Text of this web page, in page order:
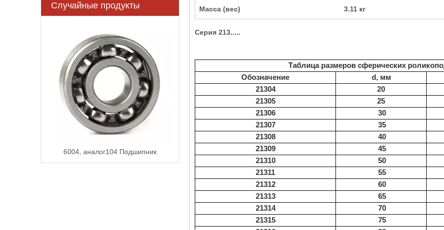
Случайные продукты
6004, аналог104 Подшипник
Масса (вес) 3.11 кг
Серия 213.....
Таблица размеров сферических
Обозначение
d, мм
21304
20
21305
25
21306
30
21307
35
21308
40
21309
45
21310
50
21311
55
21312
60
21313
65
21314
70
21315
75